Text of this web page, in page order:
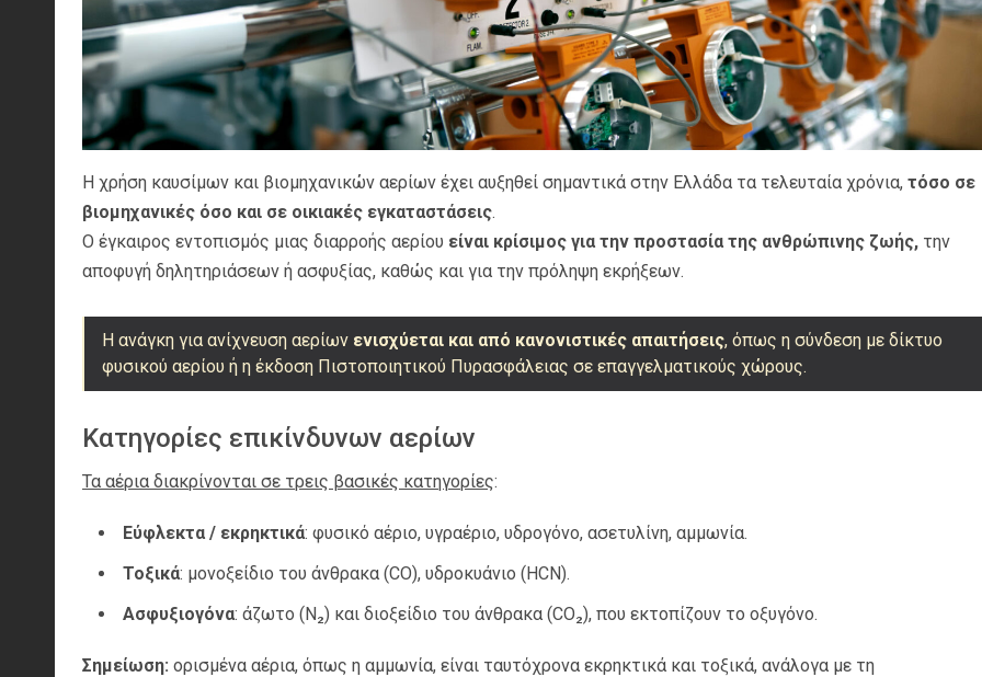
Η χρήση καυσίμων και βιομηχανικών αερίων έχει αυξηθεί σημαντικά στην Ελλάδα τα τελευταία χρόνια, τόσο σε
βιομηχανικές όσο και σε οικιακές εγκαταστάσεις.
Ο έγκαιρος εντοπισμός μιας διαρροής αερίου είναι κρίσιμος για την προστασία της ανθρώπινης ζωής, την
αποφυγή δηλητηριάσεων ή ασφυξίας, καθώς και για την πρόληψη εκρήξεων.
Η ανάγκη για ανίχνευση αερίων ενισχύεται και από κανονιστικές απαιτήσεις, όπως η σύνδεση με δίκτυο
φυσικού αερίου ή η έκδοση Πιστοποιητικού Πυρασφάλειας σε επαγγελματικούς χώρους.
Κατηγορίες επικίνδυνων αερίων
Τα αέρια διακρίνονται σε τρεις βασικές κατηγορίες:
Εύφλεκτα / εκρηκτικά: φυσικό αέριο, υγραέριο, υδρογόνο, ασετυλίνη, αμμωνία.
Τοξικά: μονοξείδιο του άνθρακα (CO), υδροκυάνιο (HCN).
Ασφυξιογόνα: άζωτο (N₂) και διοξείδιο του άνθρακα (CO₂), που εκτοπίζουν το οξυγόνο.
Σημείωση: ορισμένα αέρια, όπως η αμμωνία, είναι ταυτόχρονα εκρηκτικά και τοξικά, ανάλογα με τη